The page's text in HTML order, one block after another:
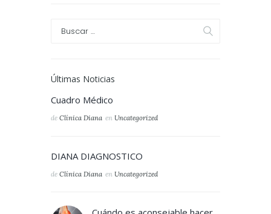
Últimas Noticias
Cuadro Médico
de Clínica Diana en Uncategorized
DIANA DIAGNOSTICO
de Clínica Diana en Uncategorized